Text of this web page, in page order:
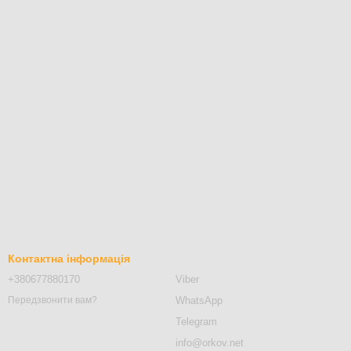
Контактна інформація
+380677880170
Передзвонити вам?
Viber
WhatsApp
Telegram
info@orkov.net